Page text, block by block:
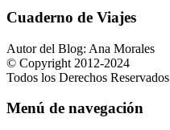
Cuaderno de Viajes
Autor del Blog: Ana Morales
© Copyright 2012-2024
Todos los Derechos Reservados
Menú de navegación